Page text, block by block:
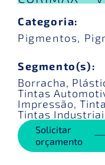
Categoria:
Pigmentos,
Segmento(s):
Borracha,
Tintas
Impressão,
Tintas
Solicitar
orçamento